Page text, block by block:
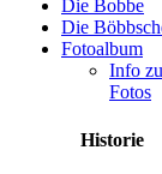
Die Bobbe
Die
Fotoalbum
Info
Fotos
Historie